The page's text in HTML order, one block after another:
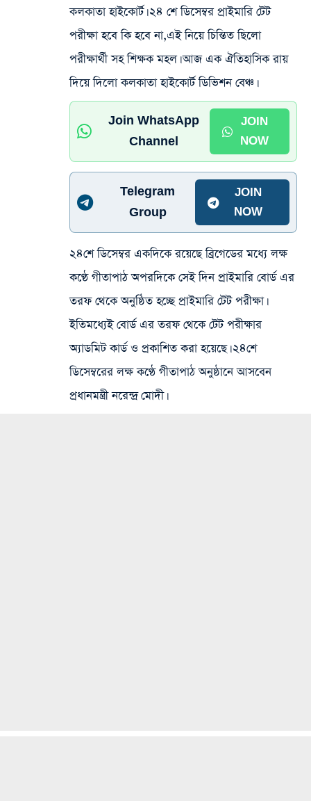
কলকাতা হাইকোর্ট। ২৪ শে ডিসেম্বর প্রাইমারি টেট
পরীক্ষা হবে কি হবে না,এই নিয়ে চিন্তিত ছিলো
পরীক্ষার্থী সহ শিক্ষক মহল। আজ এক ঐতিহাসিক রায়
দিয়ে দিলো কলকাতা হাইকোর্ট ডিভিশন বেঞ্চ।
Join WhatsApp
Channel
JOIN
NOW
Telegram
Group
JOIN
NOW
২৪শে ডিসেম্বর একদিকে রয়েছে ব্রিগেডের মধ্যে লক্ষ
কণ্ঠে গীতাপাঠ অপরদিকে সেই দিন প্রাইমারি বোর্ড এর
তরফ থেকে অনুষ্ঠিত হচ্ছে প্রাইমারি টেট পরীক্ষা।
ইতিমধ্যেই বোর্ড এর তরফ থেকে টেট পরীক্ষার
অ্যাডমিট কার্ড ও প্রকাশিত করা হয়েছে। ২৪শে
ডিসেম্বরের লক্ষ কণ্ঠে গীতাপাঠ অনুষ্ঠানে আসবেন
প্রধানমন্ত্রী নরেন্দ্র মোদী।